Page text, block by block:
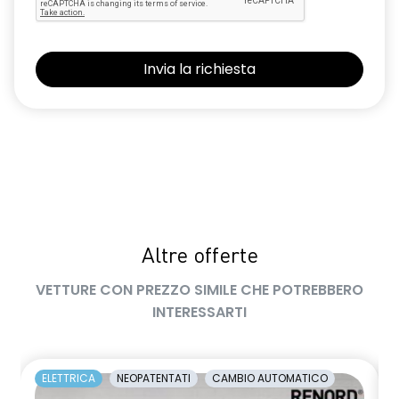
limitatore di velocità a 180 km/h
luci diurne a LED con firma luminosa C-shape
Pacchetto Guida Connessa, incluso per 5 anni
Pack standard connectivity, tramite app my rnlt
privacy glass
Altre offerte
VETTURE CON PREZZO SIMILE CHE POTREBBERO
INTERESSARTI
ELETTRICA NEOPATENTATI CAMBIO AUTOMATICO